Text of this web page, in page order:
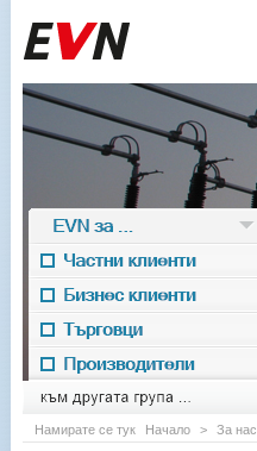
към другата група ...
EVN for
EVN за ...
Частни клиенти
Бизнес клиенти
Търговци
Производители
Намирате се тук Начало > За нас